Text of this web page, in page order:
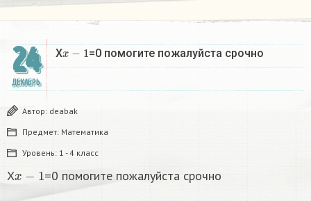
24
ДЕКАБРЬ
Xx−1 =0 помогите пожалуйста срочно
Автор: deabak
Предмет: Математика
Уровень: 1 - 4 класс
X =0 помогите пожалуйста срочно